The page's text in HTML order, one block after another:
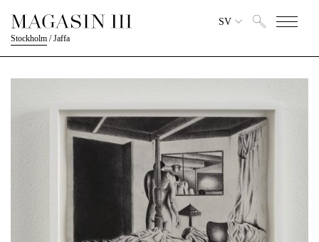
Stockholm /Jaffa
SV